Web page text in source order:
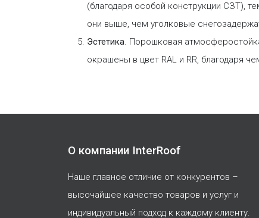
(благодаря особой конструкции СЗТ),
они выше, чем уголковые
Эстетика. Порошковая
окрашены в цвет RAL и RR, благодаря
О компании InterRoof
Наше главное отличие от конкурентов –
высочайшее качество товаров и услуг и
индивидуальный подход к каждому клиенту.